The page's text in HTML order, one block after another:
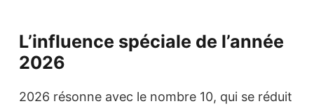
L’influence spéciale de l’année
2026
2026 résonne avec le nombre 10, qui se réduit